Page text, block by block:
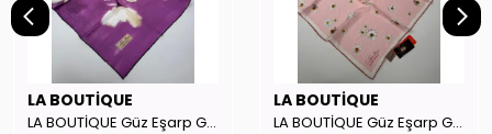
LA BOUTİQUE
LA BOUTİQUE Güz Eşarp GYSE262908
LA BOUTİQUE
LA BOUTİQUE Güz Eşarp GYSE130804